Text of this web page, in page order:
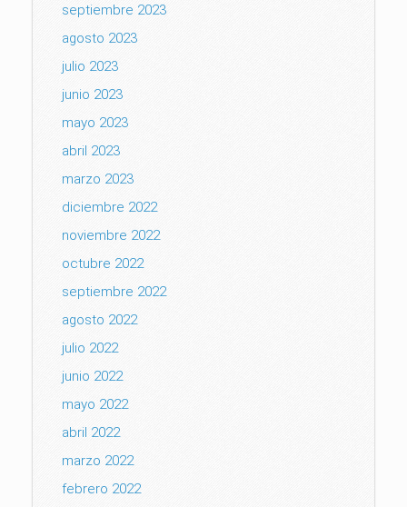
septiembre 2023
agosto 2023
julio 2023
junio 2023
mayo 2023
abril 2023
marzo 2023
diciembre 2022
noviembre 2022
octubre 2022
septiembre 2022
agosto 2022
julio 2022
junio 2022
mayo 2022
abril 2022
marzo 2022
febrero 2022